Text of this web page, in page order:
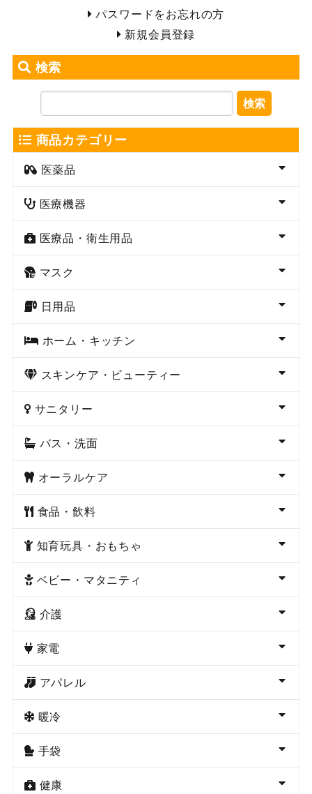
パスワードをお忘れの方
新規会員登録
検索
検索
商品カテゴリー
医薬品
医療機器
医療品・衛生用品
マスク
日用品
ホーム・キッチン
スキンケア・ビューティー
サニタリー
バス・洗面
オーラルケア
食品・飲料
知育玩具・おもちゃ
ベビー・マタニティ
介護
家電
アパレル
暖冷
手袋
健康